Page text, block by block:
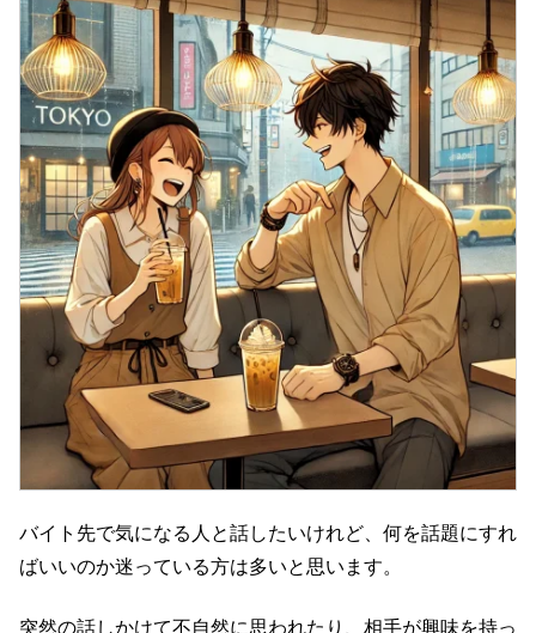
バイト先で気になる人と話したいけれど、何を話題にすれ
ばいいのか迷っている方は多いと思います。
突然の話しかけて不自然に思われたり、相手が興味を持っ